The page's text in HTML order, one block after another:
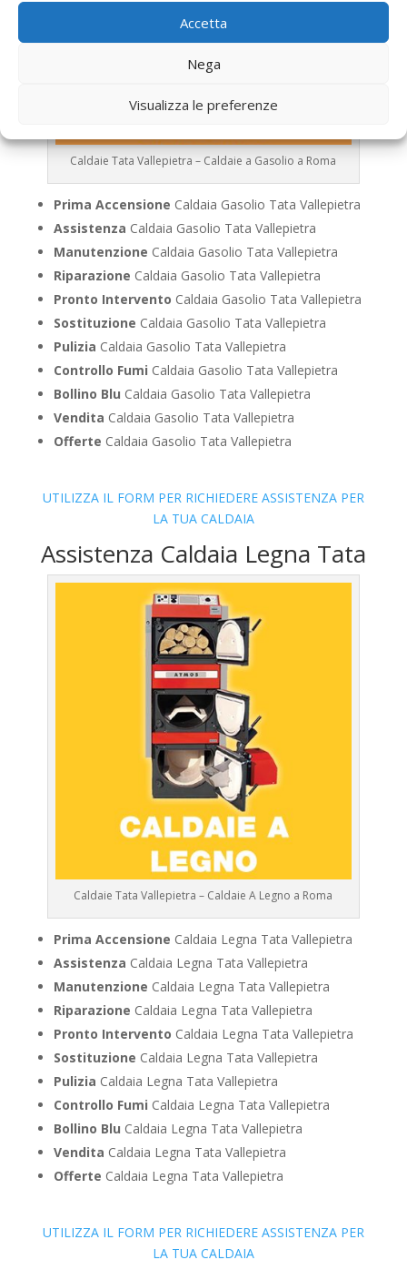
Accetta
Nega
Visualizza le preferenze
Caldaie Tata Vallepietra – Caldaie a Gasolio a Roma
Prima Accensione Caldaia Gasolio Tata Vallepietra
Assistenza Caldaia Gasolio Tata Vallepietra
Manutenzione Caldaia Gasolio Tata Vallepietra
Riparazione Caldaia Gasolio Tata Vallepietra
Pronto Intervento Caldaia Gasolio Tata Vallepietra
Sostituzione Caldaia Gasolio Tata Vallepietra
Pulizia Caldaia Gasolio Tata Vallepietra
Controllo Fumi Caldaia Gasolio Tata Vallepietra
Bollino Blu Caldaia Gasolio Tata Vallepietra
Vendita Caldaia Gasolio Tata Vallepietra
Offerte Caldaia Gasolio Tata Vallepietra
UTILIZZA IL FORM PER RICHIEDERE ASSISTENZA PER
LA TUA CALDAIA
Assistenza Caldaia Legna Tata
Caldaie Tata Vallepietra – Caldaie A Legno a Roma
Prima Accensione Caldaia Legna Tata Vallepietra
Assistenza Caldaia Legna Tata Vallepietra
Manutenzione Caldaia Legna Tata Vallepietra
Riparazione Caldaia Legna Tata Vallepietra
Pronto Intervento Caldaia Legna Tata Vallepietra
Sostituzione Caldaia Legna Tata Vallepietra
Pulizia Caldaia Legna Tata Vallepietra
Controllo Fumi Caldaia Legna Tata Vallepietra
Bollino Blu Caldaia Legna Tata Vallepietra
Vendita Caldaia Legna Tata Vallepietra
Offerte Caldaia Legna Tata Vallepietra
UTILIZZA IL FORM PER RICHIEDERE ASSISTENZA PER
LA TUA CALDAIA